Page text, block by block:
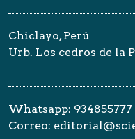
Chiclayo, Perú
Urb. Los cedros de la
Whatsapp: 934855777
Correo: